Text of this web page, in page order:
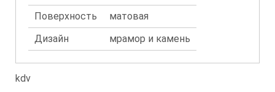
Поверхность
матовая
Дизайн
мрамор и камень
kdv